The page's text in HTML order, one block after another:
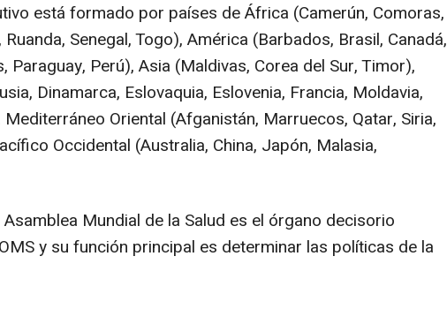
está formado por países de África (Camerún, Comoras,
Senegal, Togo), América (Barbados, Brasil, Canadá,
Paraguay, Perú), Asia (Maldivas, Corea del Sur, Timor),
Dinamarca, Eslovaquia, Eslovenia, Francia, Moldavia,
Mediterráneo Oriental (Afganistán, Marruecos, Qatar, Siria,
Occidental (Australia, China, Japón, Malasia,
Mundial de la Salud es el órgano decisorio
y su función principal es determinar las políticas de la